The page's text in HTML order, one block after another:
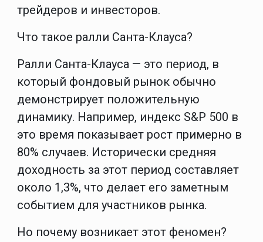
трейдеров и инвесторов.
Что такое ралли Санта-Клауса?
Ралли Санта-Клауса — это период, в
который фондовый рынок обычно
демонстрирует положительную
динамику. Например, индекс S&P 500 в
это время показывает рост примерно в
80% случаев. Исторически средняя
доходность за этот период составляет
около 1,3%, что делает его заметным
событием для участников рынка.
Но почему возникает этот феномен?